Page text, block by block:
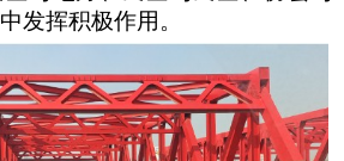
发挥积极作用。